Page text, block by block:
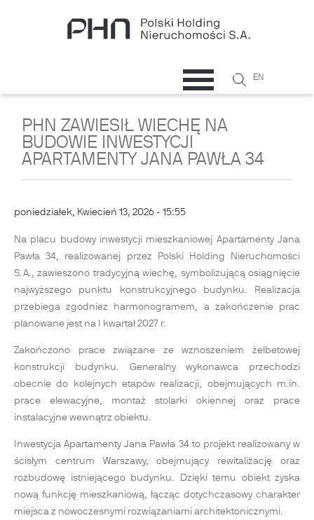
Formularz
SzukajEN
PHN ZAWIESIŁ WIECHĘ NA
BUDOWIE INWESTYCJI
APARTAMENTY JANA PAWŁA 34
poniedziałek, Kwiecień 13, 2026 - 15:55
Na placu budowy inwestycji mieszkaniowej Apartamenty Jana
Pawła 34, realizowanej przez Polski Holding Nieruchomości
S.A., zawieszono tradycyjną wiechę, symbolizującą osiągnięcie
najwyższego punktu konstrukcyjnego budynku. Realizacja
przebiega zgodniez harmonogramem, a zakończenie prac
planowane jest na I kwartał 2027 r.
Zakończono prace związane ze wznoszeniem żelbetowej
konstrukcji budynku. Generalny wykonawca przechodzi
obecnie do kolejnych etapów realizacji, obejmujących m.in.
prace elewacyjne, montaż stolarki okiennej oraz prace
instalacyjne wewnątrz obiektu.
Inwestycja Apartamenty Jana Pawła 34 to projekt realizowany w
ścisłym centrum Warszawy, obejmujący rewitalizację oraz
rozbudowę istniejącego budynku. Dzięki temu obiekt zyska
nową funkcję mieszkaniową, łącząc dotychczasowy charakter
miejsca z nowoczesnymi rozwiązaniami architektonicznymi.